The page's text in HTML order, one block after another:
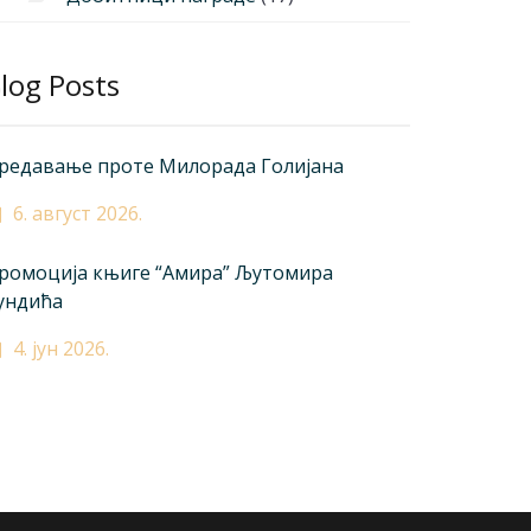
Posts
проте Милорада Голијана
6. август 2026.
књиге “Амира” Љутомира
4. јун 2026.